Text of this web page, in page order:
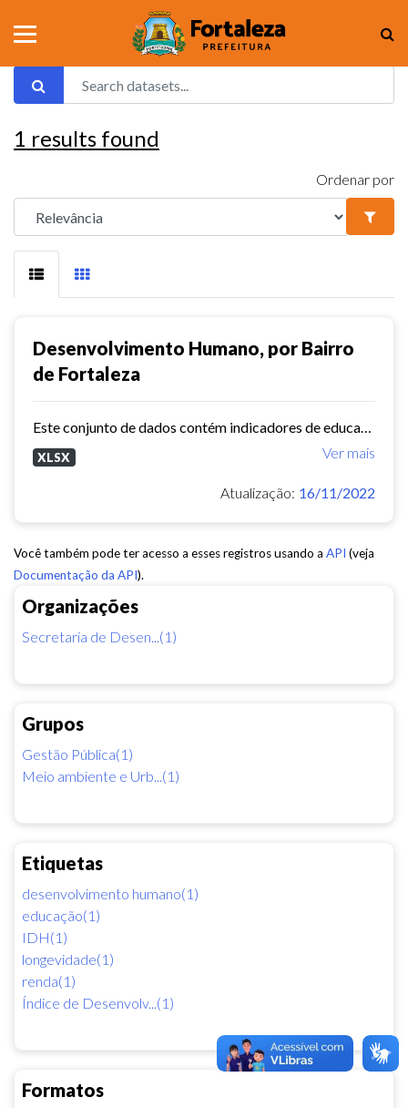
Organizações
Secretaria de Desen...(1)
Grupos
Gestão Pública(1)
Meio ambiente e Urb...(1)
Etiquetas
desenvolvimento humano(1)
educação(1)
IDH(1)
longevidade(1)
renda(1)
Índice de Desenvolv...(1)
Formatos
1 results found
Ordenar por
Desenvolvimento Humano, por Bairro
de Fortaleza
Ver mais
XLSX
Atualização: 16/11/2022
Você também pode ter acesso a esses registros usando a API (veja
Documentação da API).